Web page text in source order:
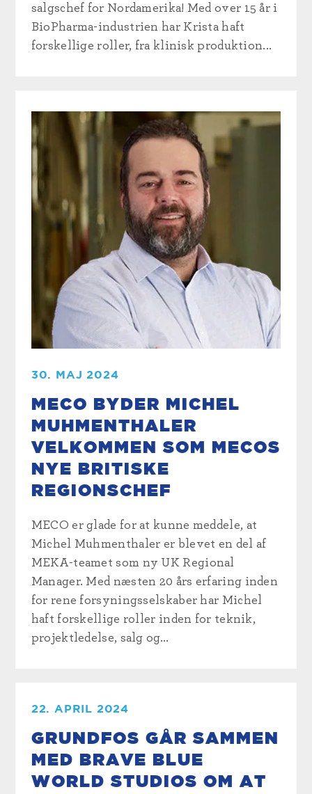
salgschef for Nordamerika! Med over 15 år i
BioPharma-industrien har Krista haft
forskellige roller, fra klinisk produktion...
30. MAJ 2024
MECO BYDER MICHEL
MUHMENTHALER
VELKOMMEN SOM MECOS
NYE BRITISKE
REGIONSCHEF
MECO er glade for at kunne meddele, at
Michel Muhmenthaler er blevet en del af
MEKA-teamet som ny UK Regional
Manager. Med næsten 20 års erfaring inden
for rene forsyningsselskaber har Michel
haft forskellige roller inden for teknik,
projektledelse, salg og...
22. APRIL 2024
GRUNDFOS GÅR SAMMEN
MED BRAVE BLUE
WORLD STUDIOS OM AT